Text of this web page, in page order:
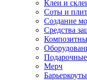
Клеи и
Соты и
Создание
Средства
Мерч
Барьеркоуты